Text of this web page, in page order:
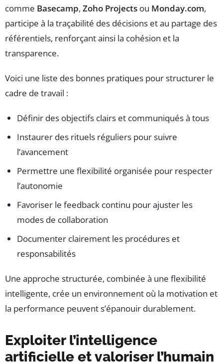
comme Basecamp, Zoho Projects ou Monday.com,
participe à la traçabilité des décisions et au partage des
référentiels, renforçant ainsi la cohésion et la
transparence.
Voici une liste des bonnes pratiques pour structurer le
cadre de travail :
Définir des objectifs clairs et communiqués à tous
Instaurer des rituels réguliers pour suivre
l’avancement
Permettre une flexibilité organisée pour respecter
l’autonomie
Favoriser le feedback continu pour ajuster les
modes de collaboration
Documenter clairement les procédures et
responsabilités
Une approche structurée, combinée à une flexibilité
intelligente, crée un environnement où la motivation et
la performance peuvent s’épanouir durablement.
Exploiter l’intelligence
artificielle et valoriser l’humain